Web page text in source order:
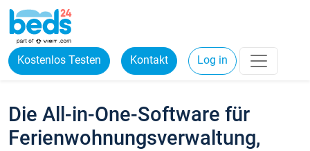
Kostenlos Testen Kontakt Log in
Die All-in-One-Software für
Ferienwohnungsverwaltung,